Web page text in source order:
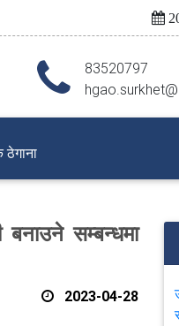
83520797
ठेगाना
बनाउने सम्बन्धमा
2023-04-28